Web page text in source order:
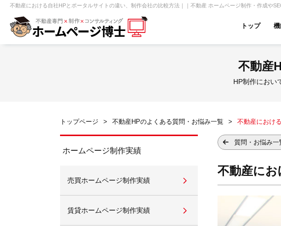
不動産における自社HPとポータルサイトの違い、制作会社の比較方法｜｜不動産 ホームページ制作・作成や
トップ
【賃貸】
不動産投資・収益物件
センチュリー21 ピタットハウス アパマンシ
賃貸管理オーナー向け 建築請負・中古リノベ
クイックホームページ無料診断
不動産
HP制作におい
トップページ 不動産HPのよくある質問・お悩み一覧 不動産におけ
ホームページ制作実績
売買ホームページ制作実績
賃貸ホームページ制作実績
質問・お悩み一
不動産に